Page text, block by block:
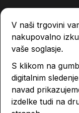
V naši trgovini
nakupovalno
vaše soglasje.
S klikom na
digitalnim
navad
izdelke tudi na